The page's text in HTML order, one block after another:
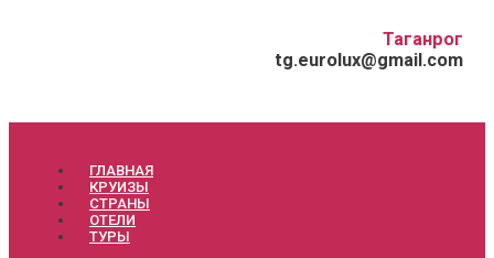
Таганрог
tg.eurolux@gmail.com
ГЛАВНАЯ
КРУИЗЫ
СТРАНЫ
ОТЕЛИ
ТУРЫ